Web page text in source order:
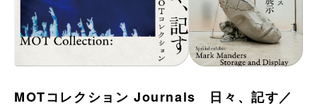
MOTコレクション Journals 日々、記す／